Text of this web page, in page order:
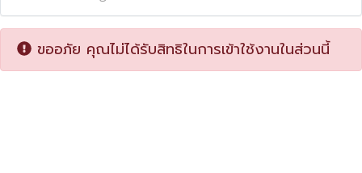
ขออภัย คุณไม่ได้รับสิทธิในการเข้าใช้งานในส่วนนี้